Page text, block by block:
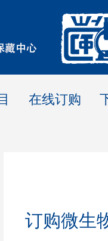
在线订购
订购微